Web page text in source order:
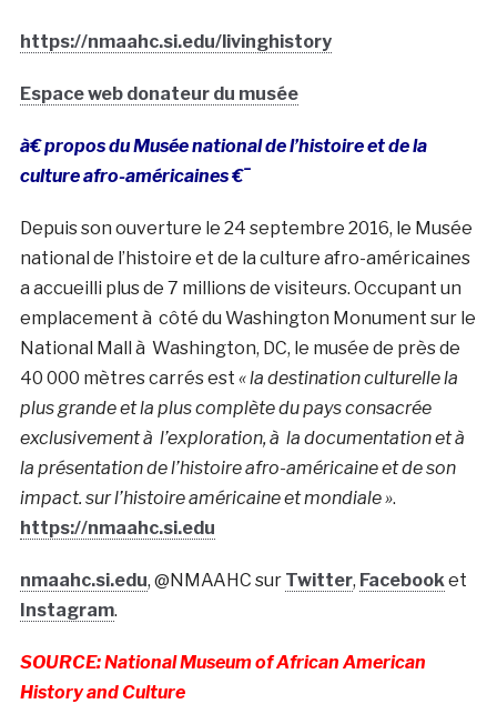
https://nmaahc.si.edu/livinghistory
Espace web donateur du musée
à€ propos du Musée national de l’histoire et de la
culture afro-américaines €¯
Depuis son ouverture le 24 septembre 2016, le Musée
national de l’histoire et de la culture afro-américaines
a accueilli plus de 7 millions de visiteurs. Occupant un
emplacement à côté du Washington Monument sur le
National Mall à Washington, DC, le musée de près de
40 000 mètres carrés est « la destination culturelle la
plus grande et la plus complète du pays consacrée
exclusivement à l’exploration, à la documentation et à
la présentation de l’histoire afro-américaine et de son
impact. sur l’histoire américaine et mondiale ».
https://nmaahc.si.edu
nmaahc.si.edu, @NMAAHC sur Twitter, Facebooket
Instagram.
SOURCE: National Museum of African American
History and Culture